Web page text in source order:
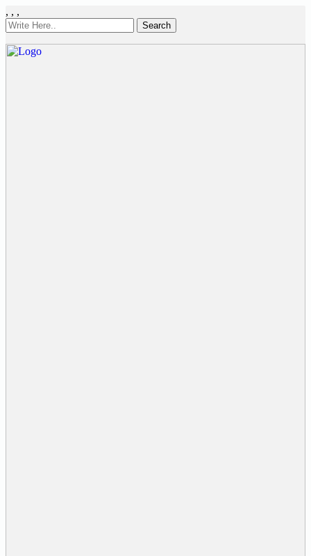
, , ,
Search